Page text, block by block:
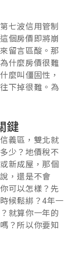
七波信用管制
個房價即將崩
留言區酸。那
什麼房價很難
麼叫僵固性，
下掉很難。為
鍵
義區，雙北就
少？地價稅不
新成屋，那個
，還是不會
可以怎樣？先
候鬆綁？4年一
就算你一年的
？所以你要知